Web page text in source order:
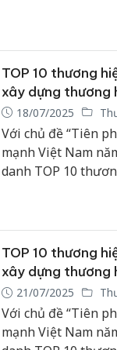
vững.
TOP 10 thương
xây dựng thương
18/07/2025
Với chủ đề “Tiên
mạnh Việt Nam
danh TOP 10
vững.
TOP 10 thương
xây dựng thương
21/07/2025
Với chủ đề “Tiên
mạnh Việt Nam